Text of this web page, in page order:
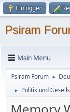
Einloggen
Psiram
Main Menu
Psiram Forum ►
► Politik und